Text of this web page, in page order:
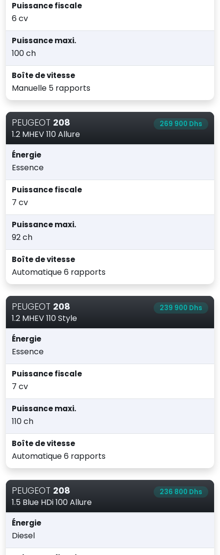
Puissance fiscale
6 cv
Puissance maxi.
100 ch
Boîte de vitesse
Manuelle 5 rapports
PEUGEOT 208
1.2 MHEV 110 Allure
269 900 Dhs
Énergie
Essence
Puissance fiscale
7 cv
Puissance maxi.
92 ch
Boîte de vitesse
Automatique 6 rapports
PEUGEOT 208
1.2 MHEV 110 Style
239 900 Dhs
Énergie
Essence
Puissance fiscale
7 cv
Puissance maxi.
110 ch
Boîte de vitesse
Automatique 6 rapports
PEUGEOT 208
1.5 Blue HDi 100 Allure
236 800 Dhs
Énergie
Diesel